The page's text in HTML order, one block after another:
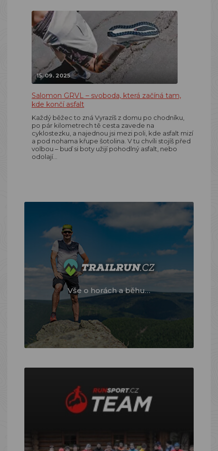
15. 09. 2025
Salomon GRVL – svoboda, která začíná tam,
kde končí asfalt
Každý běžec to zná Vyrazíš z domu po chodníku,
po pár kilometrech tě cesta zavede na
cyklostezku, a najednou jsi mezi poli, kde asfalt mizí
a pod nohama křupe šotolina. V tu chvíli stojíš před
volbou – buď si boty užijí pohodlný asfalt, nebo
odolají…
Vše o horách a běhu…